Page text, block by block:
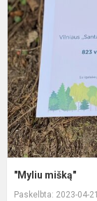
"Myliu mišką"
Paskelbta: 2023-04-21